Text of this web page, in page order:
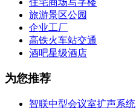
旅游景区公园
企业工厂
高铁火车站交通
酒吧星级酒店
为您推荐
智联中型会议室扩声系统